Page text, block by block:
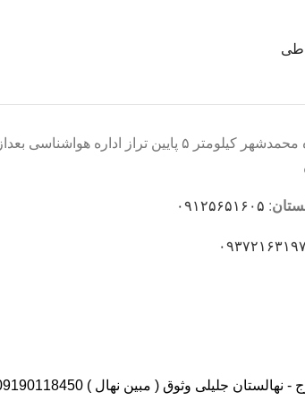
: جاده محمدشهر کیلومتر ۵ پایین تراز اداره هواشناسی بعداز
: ۰۹۱۲۵۶۵۱۶۰۵
۰۹۳۷۲۱۶۳۱۹۷
جلیلی وثوق ( مبین نهال ) 09190118450